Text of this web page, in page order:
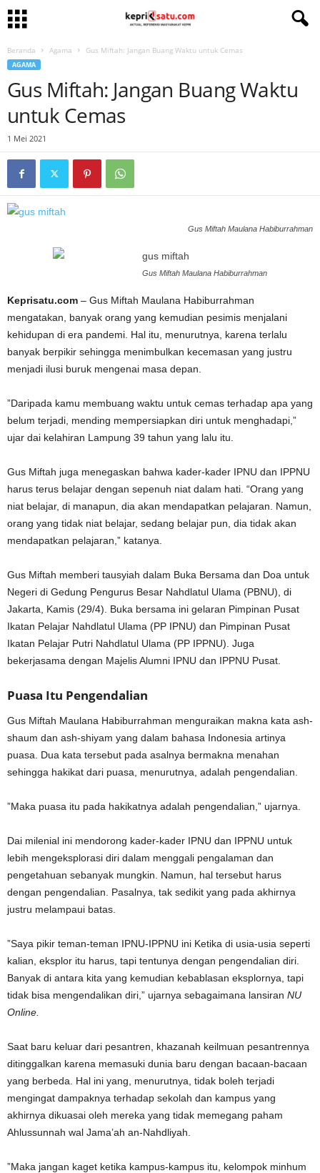
Beranda Agama Gus Miftah: Jangan Buang Waktu untuk Cemas
AGAMA
Gus Miftah: Jangan Buang Waktu
untuk Cemas
1 Mei 2021
Gus Miftah Maulana Habiburrahman
Gus Miftah Maulana Habiburrahman
Keprisatu.com – Gus Miftah Maulana Habiburrahman
mengatakan, banyak orang yang kemudian pesimis menjalani
kehidupan di era pandemi. Hal itu, menurutnya, karena terlalu
banyak berpikir sehingga menimbulkan kecemasan yang justru
menjadi ilusi buruk mengenai masa depan.
”Daripada kamu membuang waktu untuk cemas terhadap apa yang
belum terjadi, mending mempersiapkan diri untuk menghadapi,”
ujar dai kelahiran Lampung 39 tahun yang lalu itu.
Gus Miftah juga menegaskan bahwa kader-kader IPNU dan IPPNU
harus terus belajar dengan sepenuh niat dalam hati. “Orang yang
niat belajar, di manapun, dia akan mendapatkan pelajaran. Namun,
orang yang tidak niat belajar, sedang belajar pun, dia tidak akan
mendapatkan pelajaran,” katanya.
Gus Miftah memberi tausyiah dalam Buka Bersama dan Doa untuk
Negeri di Gedung Pengurus Besar Nahdlatul Ulama (PBNU), di
Jakarta, Kamis (29/4). Buka bersama ini gelaran Pimpinan Pusat
Ikatan Pelajar Nahdlatul Ulama (PP IPNU) dan Pimpinan Pusat
Ikatan Pelajar Putri Nahdlatul Ulama (PP IPPNU). Juga
bekerjasama dengan Majelis Alumni IPNU dan IPPNU Pusat.
Puasa Itu Pengendalian
Gus Miftah Maulana Habiburrahman menguraikan makna kata ash-
shaum dan ash-shiyam yang dalam bahasa Indonesia artinya
puasa. Dua kata tersebut pada asalnya bermakna menahan
sehingga hakikat dari puasa, menurutnya, adalah pengendalian.
”Maka puasa itu pada hakikatnya adalah pengendalian,” ujarnya.
Dai milenial ini mendorong kader-kader IPNU dan IPPNU untuk
lebih mengeksplorasi diri dalam menggali pengalaman dan
pengetahuan sebanyak mungkin. Namun, hal tersebut harus
dengan pengendalian. Pasalnya, tak sedikit yang pada akhirnya
justru melampaui batas.
”Saya pikir teman-teman IPNU-IPPNU ini Ketika di usia-usia seperti
kalian, eksplor itu harus, tapi tentunya dengan pengendalian diri.
Banyak di antara kita yang kemudian kebablasan eksplornya, tapi
tidak bisa mengendalikan diri,” ujarnya sebagaimana lansiran NU
Online.
Saat baru keluar dari pesantren, khazanah keilmuan pesantrennya
ditinggalkan karena memasuki dunia baru dengan bacaan-bacaan
yang berbeda. Hal ini yang, menurutnya, tidak boleh terjadi
mengingat dampaknya terhadap sekolah dan kampus yang
akhirnya dikuasai oleh mereka yang tidak memegang paham
Ahlussunnah wal Jama’ah an-Nahdliyah.
”Maka jangan kaget ketika kampus-kampus itu, kelompok minhum